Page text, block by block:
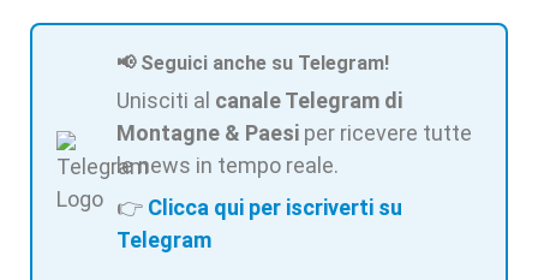
📢 Seguici anche su Telegram!
Unisciti al canale Telegram di
Montagne & Paesi per ricevere tutte
le news in tempo reale.
👉 Clicca qui per iscriverti su
Telegram